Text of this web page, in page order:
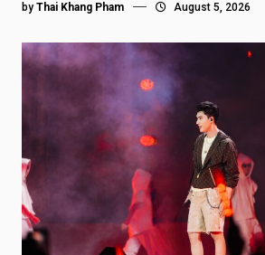
by Thai Khang Pham August 5, 2026